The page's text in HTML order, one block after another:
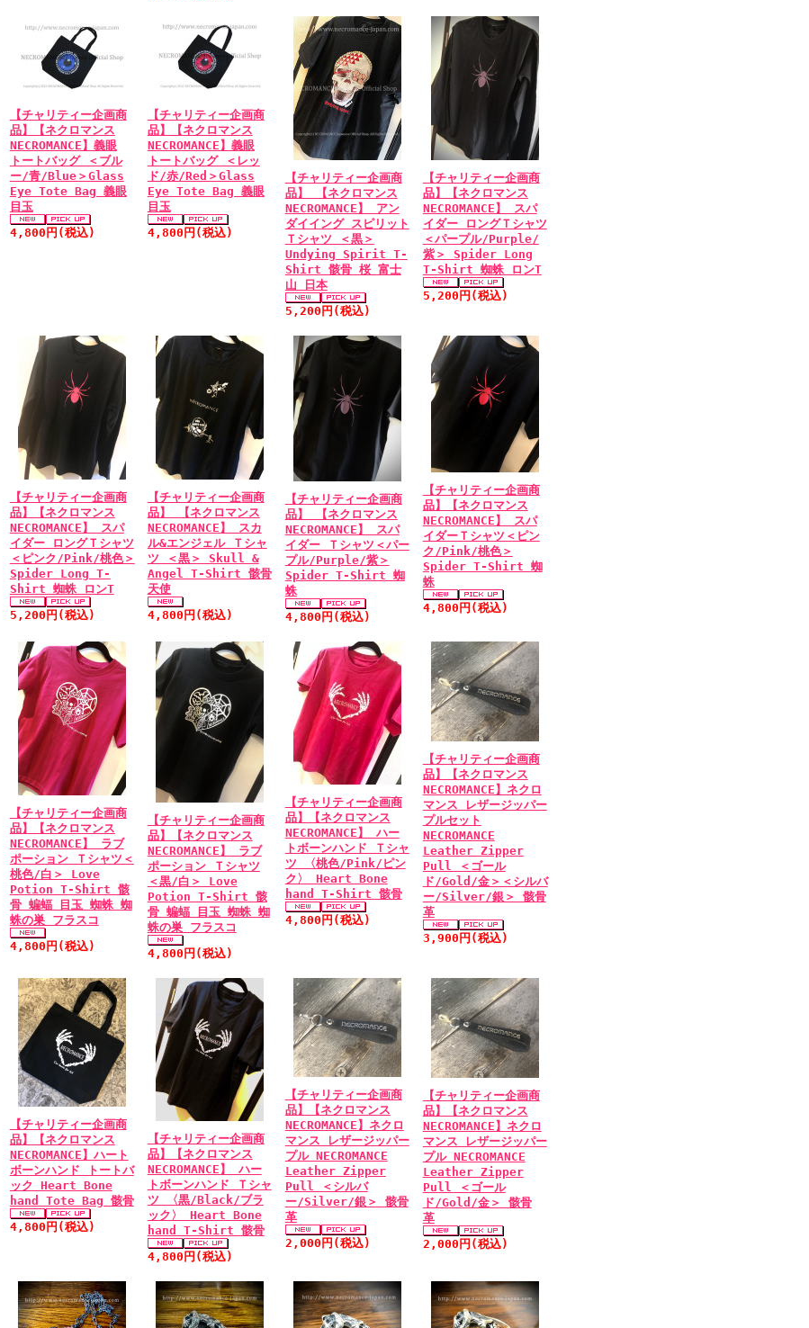
【チャリティー企画商
品】【ネクロマンス
NECROMANCE】義眼
トートバッグ ＜ブル
ー/青/Blue＞Glass
Eye Tote Bag 義眼
目玉
4,800円(税込)
【チャリティー企画商
品】【ネクロマンス
NECROMANCE】義眼
トートバッグ ＜レッ
ド/赤/Red＞Glass
Eye Tote Bag 義眼
目玉
4,800円(税込)
【チャリティー企画商
品】 【ネクロマンス
NECROMANCE】 アン
ダイイング スピリット
Ｔシャツ ＜黒＞
Undying Spirit T-
Shirt 骸骨 桜 富士
山 日本
5,200円(税込)
【チャリティー企画商
品】【ネクロマンス
NECROMANCE】 スパ
イダー ロングＴシャツ
＜パープル/Purple/
紫＞ Spider Long
T-Shirt 蜘蛛 ロンT
5,200円(税込)
【チャリティー企画商
品】【ネクロマンス
NECROMANCE】 スパ
イダー ロングＴシャツ
＜ピンク/Pink/桃色＞
Spider Long T-
Shirt 蜘蛛 ロンT
5,200円(税込)
【チャリティー企画商
品】 【ネクロマンス
NECROMANCE】 スカ
ル&エンジェル Ｔシャ
ツ ＜黒＞ Skull &
Angel T-Shirt 骸骨
天使
4,800円(税込)
【チャリティー企画商
品】 【ネクロマンス
NECROMANCE】 スパ
イダー Ｔシャツ＜パー
プル/Purple/紫＞
Spider T-Shirt 蜘
蛛
4,800円(税込)
【チャリティー企画商
品】【ネクロマンス
NECROMANCE】 スパ
イダーＴシャツ＜ピン
ク/Pink/桃色＞
Spider T-Shirt 蜘
蛛
4,800円(税込)
【チャリティー企画商
品】【ネクロマンス
NECROMANCE】 ラブ
ポーション Ｔシャツ＜
桃色/白＞ Love
Potion T-Shirt 骸
骨 蝙蝠 目玉 蜘蛛 蜘
蛛の巣 フラスコ
4,800円(税込)
【チャリティー企画商
品】【ネクロマンス
NECROMANCE】 ラブ
ポーション Ｔシャツ
＜黒/白＞ Love
Potion T-Shirt 骸
骨 蝙蝠 目玉 蜘蛛 蜘
蛛の巣 フラスコ
4,800円(税込)
【チャリティー企画商
品】【ネクロマンス
NECROMANCE】 ハー
トボーンハンド Ｔシャ
ツ 〈桃色/Pink/ピン
ク〉 Heart Bone
hand T-Shirt 骸骨
4,800円(税込)
【チャリティー企画商
品】【ネクロマンス
NECROMANCE】ネクロ
マンス レザージッパー
プルセット
NECROMANCE
Leather Zipper
Pull ＜ゴール
ド/Gold/金＞＜シルバ
ー/Silver/銀＞ 骸骨
革
3,900円(税込)
【チャリティー企画商
品】【ネクロマンス
NECROMANCE】ハート
ボーンハンド トートバ
ック Heart Bone
hand Tote Bag 骸骨
4,800円(税込)
【チャリティー企画商
品】【ネクロマンス
NECROMANCE】 ハー
トボーンハンド Ｔシャ
ツ 〈黒/Black/ブラ
ック〉 Heart Bone
hand T-Shirt 骸骨
4,800円(税込)
【チャリティー企画商
品】【ネクロマンス
NECROMANCE】ネクロ
マンス レザージッパー
プル NECROMANCE
Leather Zipper
Pull ＜シルバ
ー/Silver/銀＞ 骸骨
革
2,000円(税込)
【チャリティー企画商
品】【ネクロマンス
NECROMANCE】ネクロ
マンス レザージッパー
プル NECROMANCE
Leather Zipper
Pull ＜ゴール
ド/Gold/金＞ 骸骨
革
2,000円(税込)